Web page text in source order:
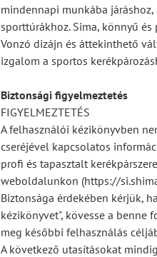
mindennapi munkába
sporttúrákhoz. Sima, könnyű
Vonzó dizájn és áttekinthető
izgalom a sportos
Biztonsági figyelmeztetés
FIGYELMEZTETÉS
A felhasználói kézikönyvben
cseréjével kapcsolatos
profi és tapasztalt
weboldalunkon (https://
Biztonsága érdekében kérjük,
kézikönyvet", kövesse a benne
meg későbbi felhasználás
A következő utasításokat